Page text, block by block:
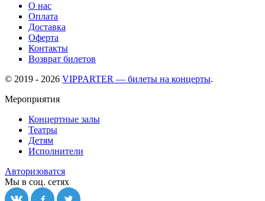
О нас
Оплата
Доставка
Оферта
Контакты
Возврат билетов
© 2019 - 2026 VIPPARTER — билеты на концерты.
Мероприятия
Концертные залы
Театры
Детям
Исполнители
Авторизоватся
Мы в соц. сетях